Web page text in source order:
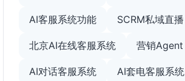
AI客服系统功能 SCRM私域直播
北京AI在线客服系统 营销Agent
AI对话客服系统 AI套电客服系统